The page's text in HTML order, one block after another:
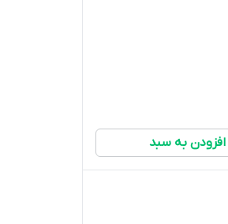
افزودن به سبد